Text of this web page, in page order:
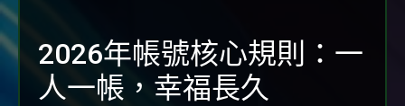
2026年帳號核心規則：一
人一帳，幸福長久